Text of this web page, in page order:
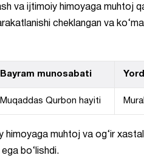
va ijtimoiy himoyaga muhtoj
cheklangan va
Bayram munosabati
Muqaddas Qurbon hayiti
muhtoj va og‘ir
bo‘lishdi.